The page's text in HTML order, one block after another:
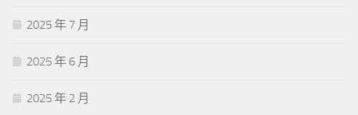
2025 年 7 月
2025 年 6 月
2025 年 2 月